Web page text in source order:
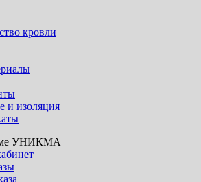
кровли
и изоляция
УНИКМА